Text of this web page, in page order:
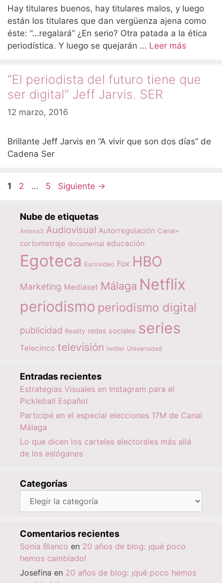
Hay titulares buenos, hay titulares malos, y luego
están los titulares que dan vergüenza ajena como
éste: “…regalará” ¿En serio? Otra patada a la ética
periodística. Y luego se quejarán … Leer más
“El periodista del futuro tiene que
ser digital” Jeff Jarvis. SER
12 marzo, 2016
Brillante Jeff Jarvis en “A vivir que son dos días” de
Cadena Ser
Página
1 Página
2 … Página
5 Siguiente →
Nube de etiquetas
Antena3 Audiovisual Autorregulación Canal+
cortometraje documental educación
Egoteca Eurovideo Fox HBO
Marketing Mediaset Málaga Netflix
periodismo periodismo digital
publicidad Reality redes sociales series
Telecinco televisión twitter Universidad
Entradas recientes
Estrategias Visuales en Instagram para el
Pickleball Español
Participé en el especial elecciones 17M de Canal
Málaga
Lo que dicen los carteles electorales más allá
de los eslóganes
Categorías
Comentarios recientes
Sonia Blanco en 20 años de blog: ¡qué poco
hemos cambiado!
Josefina en 20 años de blog: ¡qué poco hemos